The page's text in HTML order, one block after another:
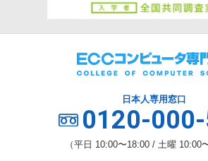
日本人専用窓口
0120-
（平日 10:00〜18:00 / 土曜 10:00